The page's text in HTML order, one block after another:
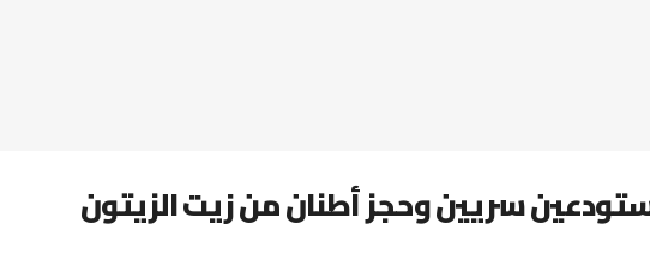
سريين وحجز أطنان من زيت الزيتون